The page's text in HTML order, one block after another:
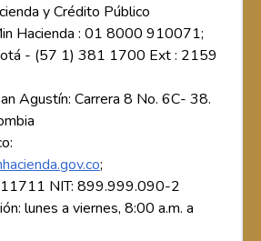
y Crédito Público
Hacienda : 01 8000 910071;
- (57 1) 381 1700 Ext : 2159
Agustín: Carrera 8 No. 6C- 38.
;
NIT: 899.999.090-2
lunes a viernes, 8:00 a.m. a